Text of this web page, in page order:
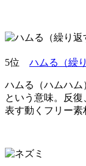
5位 ハムる（繰
ハムる（ハムハ
という意味。反
表す動くフリー素